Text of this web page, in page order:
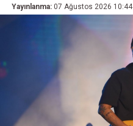
Yayınlanma: 07 Ağustos 2026 10:44